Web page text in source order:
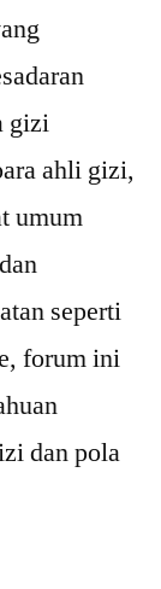
gizi
ahli gizi,
umum
seperti
forum ini
dan pola